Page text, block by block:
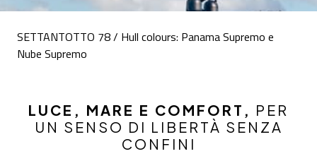
SETTANTOTTO 78 / Hull colours: Panama Supremo e
Nube Supremo
LUCE, MARE E COMFORT, PER
UN SENSO DI LIBERTÀ SENZA
CONFINI